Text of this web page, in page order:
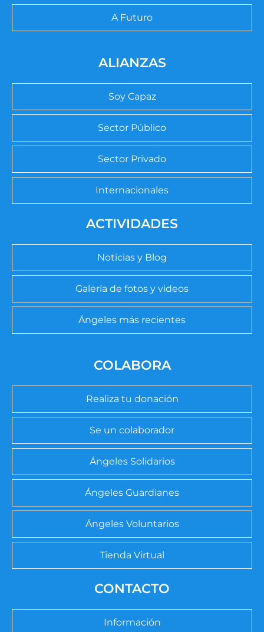
A Futuro
ALIANZAS
Soy Capaz
Sector Público
Sector Privado
Internacionales
ACTIVIDADES
Noticias y Blog
Galería de fotos y videos
Ángeles más recientes
COLABORA
Realiza tu donación
Se un colaborador
Ángeles Solidarios
Ángeles Guardianes
Ángeles Voluntarios
Tienda Virtual
CONTACTO
Información